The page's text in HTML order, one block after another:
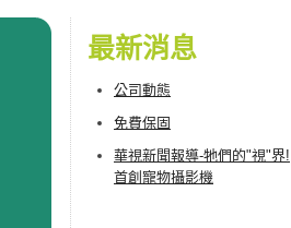
最新消息
公司動態
免費保固
華視新聞報導-牠們的"視"界!
首創寵物攝影機